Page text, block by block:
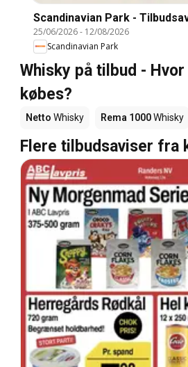
Scandinavian Park -
25/06/2026- 12/08/2026
Scandinavian Park
Whisky på tilbud - Hvor
købes?
Netto Whisky Rema 1000Whisky
Flere tilbudsaviser fra